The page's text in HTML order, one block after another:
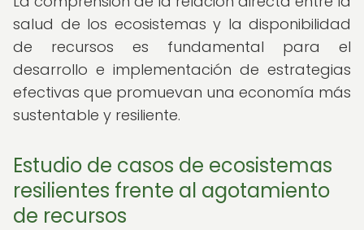
salud de los ecosistemas y la disponibilidad
de recursos es fundamental para el
desarrollo e implementación de estrategias
efectivas que promuevan una economía más
sustentable y resiliente.
Estudio de casos de ecosistemas
resilientes frente al agotamiento
de recursos